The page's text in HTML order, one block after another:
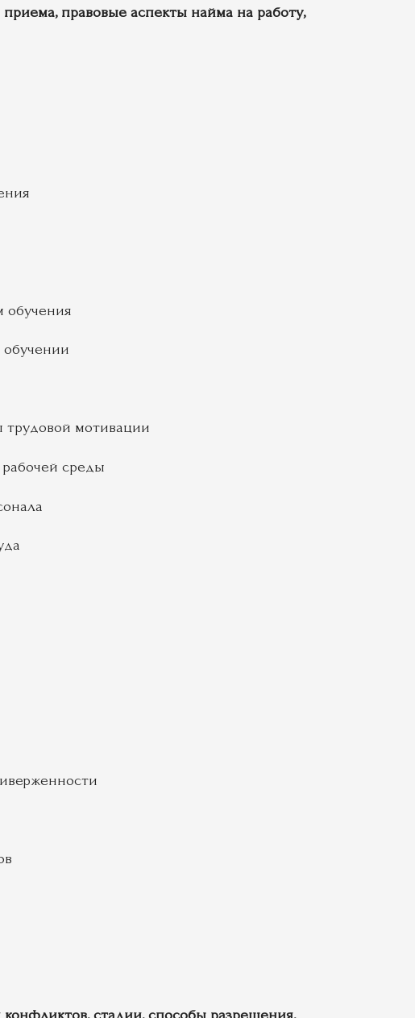
правовые аспекты найма на работу,
мотивации
среды